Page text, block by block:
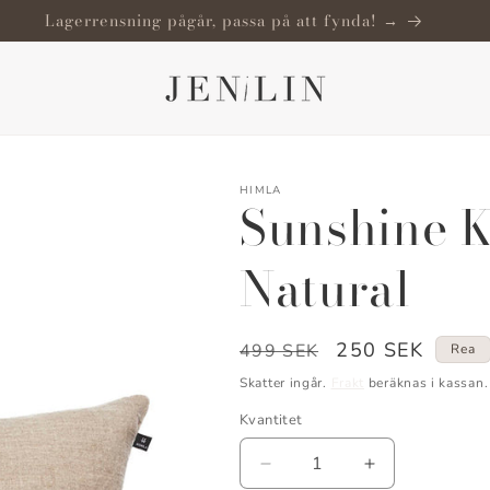
Fri frakt från 500 SEK
HIMLA
Sunshine
Natural
Ordinarie
pris
499 SEK Försäljningspris
250 SEK
Rea
Skatter ingår.
beräknas i kassan.
Kvantitet
Kvantitet
Minska
Öka